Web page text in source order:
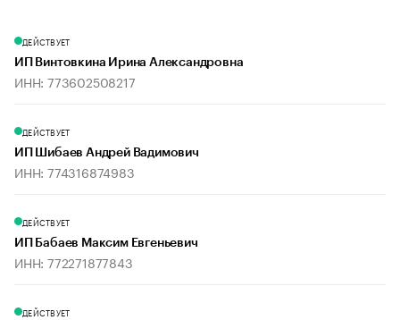
ДЕЙСТВУЕТ
ИП Винтовкина Ирина Александровна
ИНН: 773602508217
ДЕЙСТВУЕТ
ИП Шибаев Андрей Вадимович
ИНН: 774316874983
ДЕЙСТВУЕТ
ИП Бабаев Максим Евгеньевич
ИНН: 772271877843
ДЕЙСТВУЕТ